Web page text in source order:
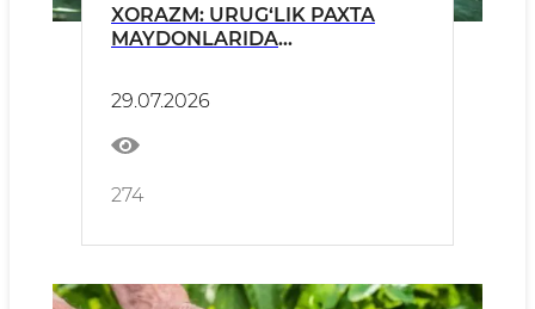
XORAZM: URUG‘LIK PAXTA
MAYDONLARIDA
TADBIRLARI DAVOM
ETTIRILMOQDA
29.07.2026
274